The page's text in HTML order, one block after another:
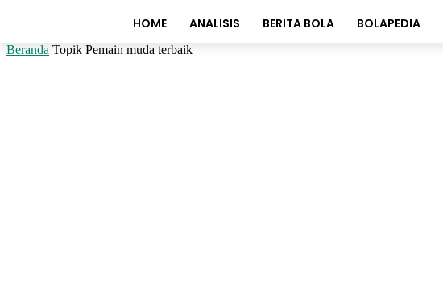
HOME ANALISIS BERITA BOLA BOLAPEDIA
Beranda Topik Pemain muda terbaik